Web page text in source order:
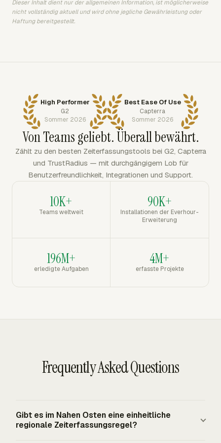
Dieser Inhalt dient nur der allgemeinen Information, ist möglicherweise
nicht vollständig aktuell und wird ohne jegliche Gewährleistung oder
Haftung bereitgestellt.
High Performer
G2
Sommer 2026
Best Ease Of Use
Capterra
Sommer 2026
Von Teams geliebt. Überall bewährt.
Zählt zu den besten Zeiterfassungstools bei G2, Capterra
und TrustRadius — mit durchgängigem Lob für
Benutzerfreundlichkeit, Integrationen und Support.
10K+
Teams weltweit
90K+
Installationen der Everhour-
Erweiterung
196M+
erledigte Aufgaben
4M+
erfasste Projekte
Frequently Asked Questions
Gibt es im Nahen Osten eine einheitliche
regionale Zeiterfassungsregel?